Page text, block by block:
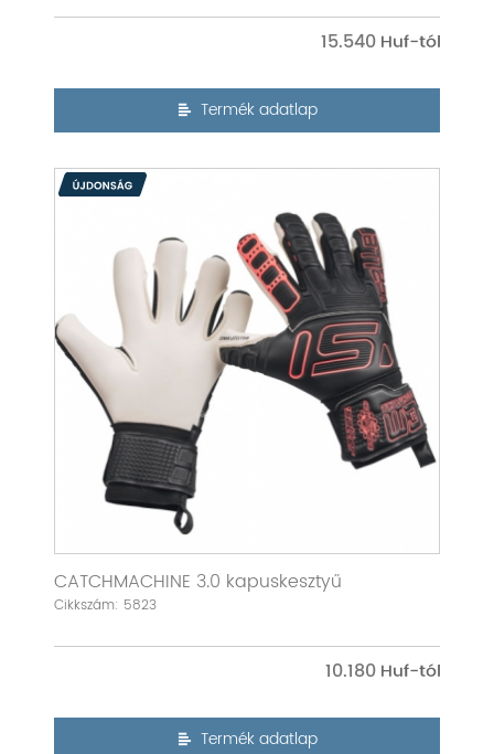
15.540
Termék adatlap
CATCHMACHINE 3.0 kapuskesztyű
Cikkszám: 5823
10.180
Termék adatlap